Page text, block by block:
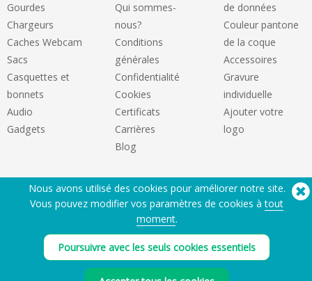
Gourdes
Chargeurs
Caches Webcam
Sacs
Casquettes et
bonnets
Audio
Gadgets
Qui sommes-
nous?
Conditions
générales
Confidentialité
Cookies
Certificats
Carrières
Blog
de données
Couleur pantone
de la coque
Accessoires
Gravure
individuelle
Ajouter votre
logo
Besoin d'aide? Tel :(650) 938-3500 (US)
Copyright © 2026 Flashbay
Nous avons utilisé des cookies pour améliorer notre site.
Vous pouvez modifier vos paramètres de cookies àtout
moment.
Poursuivre avec les seuls cookies essentiels